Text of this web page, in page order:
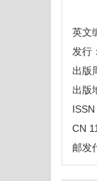
英文
发行
出版
出版
CN
邮发